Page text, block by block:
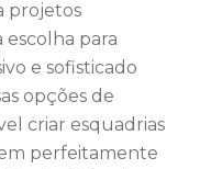
projetos
escolha para
e sofisticado
opções de
criar esquadrias
perfeitamente